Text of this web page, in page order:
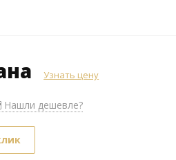
Узнать цену
Нашли дешевле?